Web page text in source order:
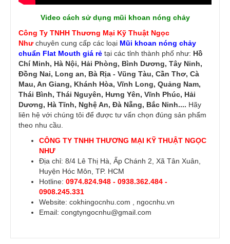
Video cách sử dụng mũi khoan nóng chảy
Công Ty TNHH Thương Mại Kỹ Thuật Ngọc
Nhưchuyên cung cấp các loại Mũi khoan nóng chảy
chuẩn Flat Mouth giá rẻ tại các tỉnh thành phố như: Hồ
Chí Minh, Hà Nội, Hải Phòng, Bình Dương, Tây Ninh,
Đồng Nai, Long an, Bà Rịa - Vũng Tàu, Cần Thơ, Cà
Mau, An Giang, Khánh Hòa, Vĩnh Long, Quảng Nam,
Thái Bình, Thái Nguyên, Hưng Yên, Vĩnh Phúc, Hải
Dương, Hà Tĩnh, Nghệ An, Đà Nẵng, Bắc Ninh.... Hãy
liên hệ với chúng tôi để được tư vấn chọn đúng sản phẩm
theo nhu cầu.
CÔNG TY TNHH THƯƠNG MẠI KỸ THUẬT NGỌC
NHƯ
Địa chỉ: 8/4 Lê Thị Hà, Ấp Chánh 2, Xã Tân Xuân,
Huyện Hóc Môn, TP. HCM
Hotline: 0974.824.948 - 0938.362.484 -
0908.245.331
Website: cokhingocnhu.com
ngocnhu.vn
Email: congtyngocnhu@gmail.com